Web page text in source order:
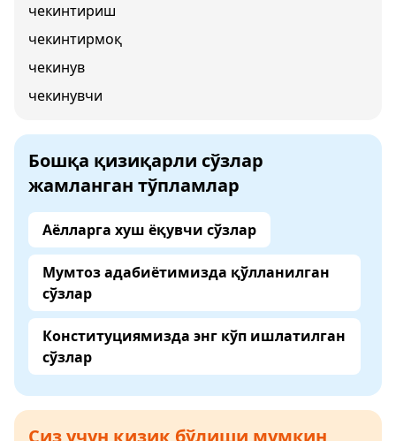
чекинтириш
чекинтирмоқ
чекинув
чекинувчи
Бошқа қизиқарли сўзлар
жамланган тўпламлар
Аёлларга хуш ёқувчи сўзлар
Мумтоз адабиётимизда қўлланилган
сўзлар
Конституциямизда энг кўп ишлатилган
сўзлар
Сиз учун қизиқ бўлиши мумкин